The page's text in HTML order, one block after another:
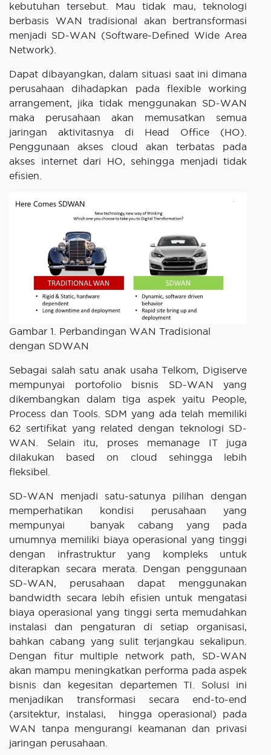
kebutuhan tersebut. Mau tidak mau, teknologi
berbasis WAN tradisional akan bertransformasi
menjadi SD-WAN (Software-Defined Wide Area
Network).
Dapat dibayangkan, dalam situasi saat ini dimana
perusahaan dihadapkan pada flexible working
arrangement, jika tidak menggunakan SD-WAN
maka perusahaan akan memusatkan semua
jaringan aktivitasnya di Head Office (HO).
Penggunaan akses cloud akan terbatas pada
akses internet dari HO, sehingga menjadi tidak
efisien.
Gambar 1. Perbandingan WAN Tradisional
dengan SDWAN
Sebagai salah satu anak usaha Telkom, Digiserve
mempunyai portofolio bisnis SD-WAN yang
dikembangkan dalam tiga aspek yaitu People,
Process dan Tools. SDM yang ada telah memiliki
62 sertifikat yang related dengan teknologi SD-
WAN. Selain itu, proses memanage IT juga
dilakukan based on cloud sehingga lebih
fleksibel.
SD-WAN menjadi satu-satunya pilihan dengan
memperhatikan kondisi perusahaan yang
mempunyai banyak cabang yang pada
umumnya memiliki biaya operasional yang tinggi
dengan infrastruktur yang kompleks untuk
diterapkan secara merata. Dengan penggunaan
SD-WAN, perusahaan dapat menggunakan
bandwidth secara lebih efisien untuk mengatasi
biaya operasional yang tinggi serta memudahkan
instalasi dan pengaturan di setiap organisasi,
bahkan cabang yang sulit terjangkau sekalipun.
Dengan fitur multiple network path, SD-WAN
akan mampu meningkatkan performa pada aspek
bisnis dan kegesitan departemen TI. Solusi ini
menjadikan transformasi secara end-to-end
(arsitektur, instalasi, hingga operasional) pada
WAN tanpa mengurangi keamanan dan privasi
jaringan perusahaan.